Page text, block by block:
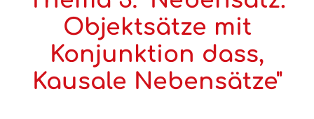
Objektsätze mit
Konjunktion dass,
Kausale Nebensätze"